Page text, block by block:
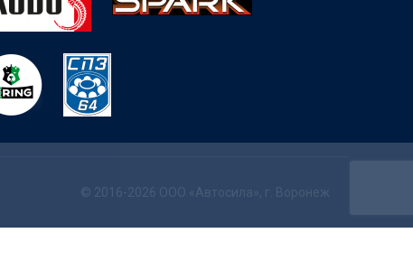
© 2016-2026 ООО «Автосила», г. Воронеж